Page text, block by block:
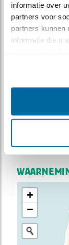
informatie over
partners voor
partners kunnen
informatie die u
Meer weten
+
−